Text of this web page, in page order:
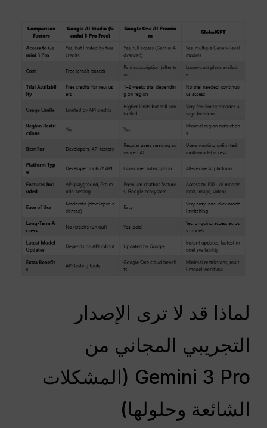
لماذا قد لا ترى الإصدار
التجريبي المجاني من
Gemini 3 Pro (المشكلات
الشائعة وحلولها)